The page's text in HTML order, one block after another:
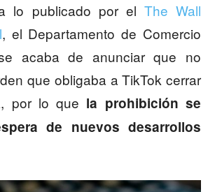
lo publicado por el The Wall
, el Departamento de Comercio
acaba de anunciar que no
que obligaba a TikTok cerrar
por lo que la prohibición se
de nuevos desarrollos